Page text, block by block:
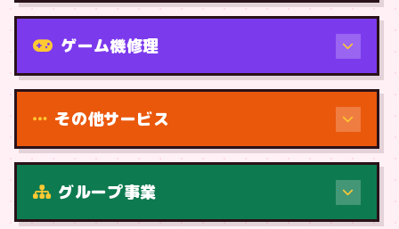
機種から
ゲーム機修理
その他サービス
グループ事業